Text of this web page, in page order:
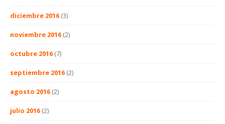
diciembre 2016 (3)
noviembre 2016 (2)
octubre 2016 (7)
septiembre 2016 (2)
agosto 2016 (2)
julio 2016 (2)